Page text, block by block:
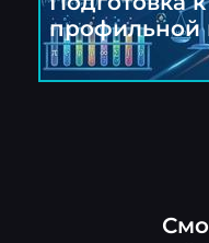
профильной